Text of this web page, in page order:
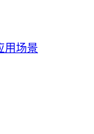
用场景